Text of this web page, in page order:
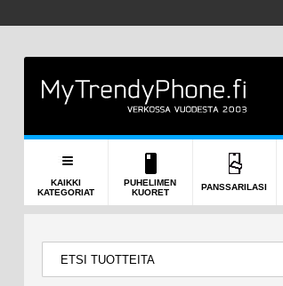
KAIKKI
KATEGORIAT
PUHELIMEN
KUORET
PANSSARILASI